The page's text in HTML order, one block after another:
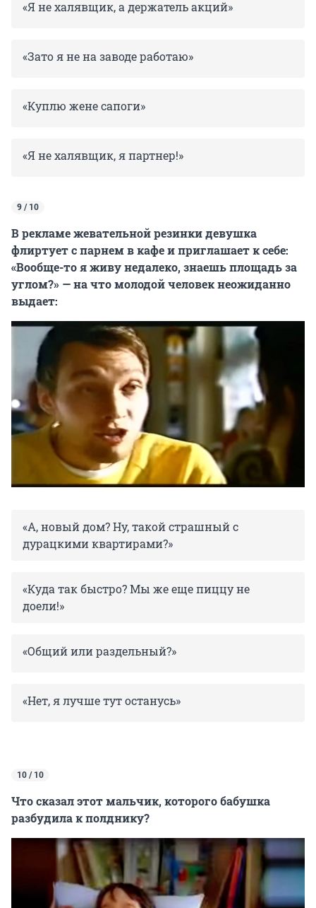
«Я не халявщик, а держатель акций»
«Зато я не на заводе работаю»
«Куплю жене сапоги»
«Я не халявщик, я партнер!»
9 / 10
В рекламе жевательной резинки девушка
флиртует с парнем в кафе и приглашает к себе:
«Вообще-то я живу недалеко, знаешь площадь за
углом?» — на что молодой человек неожиданно
выдает:
«А, новый дом? Ну, такой страшный с
дурацкими квартирами?»
«Куда так быстро? Мы же еще пиццу не
доели!»
«Общий или раздельный?»
«Нет, я лучше тут останусь»
10 / 10
Что сказал этот мальчик, которого бабушка
разбудила к полднику?